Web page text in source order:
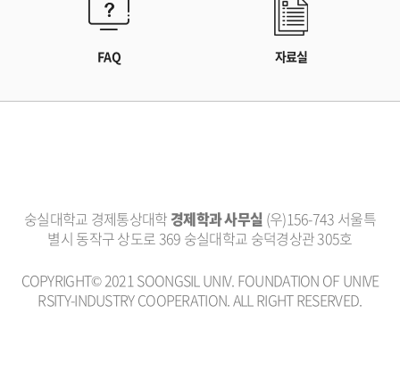
FAQ 자료실
숭실대학교 경제통상대학 경제학과 사무실 (우)156-743 서울특
별시 동작구 상도로 369 숭실대학교 숭덕경상관 305호
COPYRIGHT© 2021 SOONGSIL UNIV. FOUNDATION OF UNIVE
RSITY-INDUSTRY COOPERATION. ALL RIGHT RESERVED.